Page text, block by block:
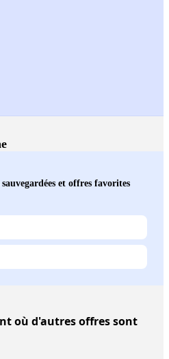
et offres favorites
où d'autres offres sont